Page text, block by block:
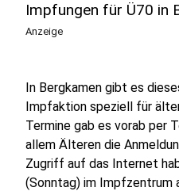
Impfungen für Ü70 in
Anzeige
In Bergkamen gibt es
Impfaktion speziell für
Termine gab es vorab per
allem Älteren die
Zugriff auf das Internet
(Sonntag) im Impfzentrum